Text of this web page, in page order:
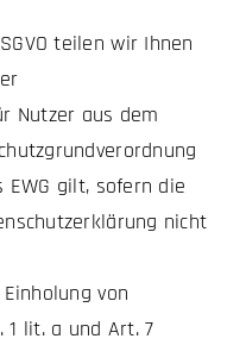
teilen wir Ihnen
Nutzer aus dem
EWG gilt, sofern die
nicht
von
lit. a und Art. 7